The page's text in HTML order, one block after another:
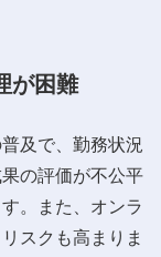
が困難
及で、勤務状況
の評価が不公平
。また、オンラ
スクも高まりま